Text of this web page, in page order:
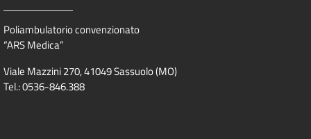
Poliambulatorio convenzionato
“ARS Medica”
Viale Mazzini 270, 41049 Sassuolo (MO)
Tel.: 0536-846.388